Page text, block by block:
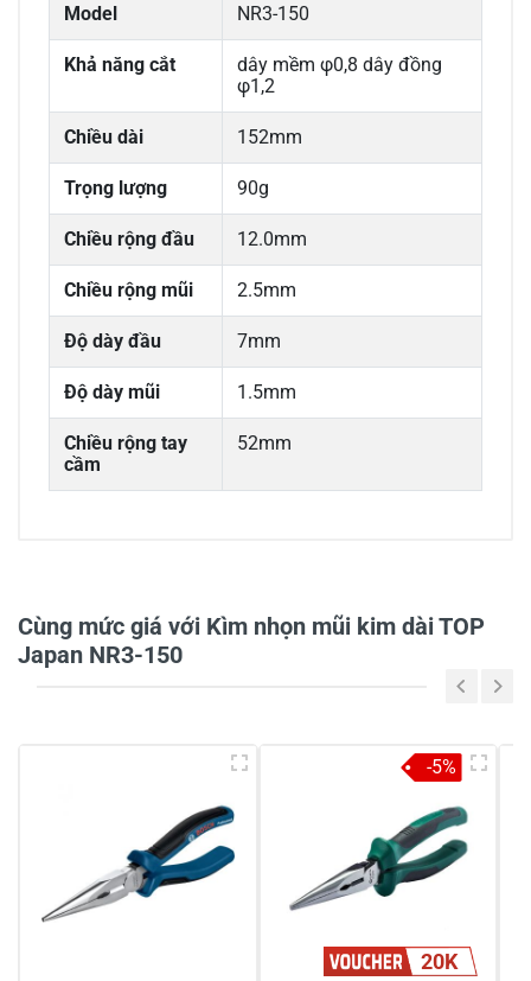
Model NR3-150
Khả năng cắt
dây mềm φ0,8 dây đồng
φ1,2
Chiều dài 152mm
Trọng lượng 90g
Chiều rộng đầu 12.0mm
Chiều rộng mũi 2.5mm
Độ dày đầu 7mm
Độ dày mũi 1.5mm
Chiều rộng tay
cầm
52mm
-
Viết nhận xét của bạn
Cùng mức giá với Kìm nhọn mũi kim dài TOP
Japan NR3-150
20K
-5%